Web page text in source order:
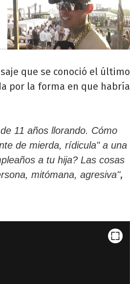
que se conoció el último
por la forma en que habría
11 años llorando. Cómo
de mierda, rídicula" a una
a tu hija? Las cosas
mitómana, agresiva",